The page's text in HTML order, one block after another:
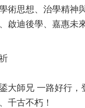
術思想、治學精神
啟迪後學、嘉惠未來
大師兄 一路好行，
千古不朽！